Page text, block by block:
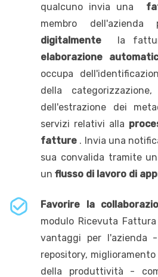
qualcuno invia una
membro
digitalmente
la
elaborazione
occupa
della
dell'estrazione dei
servizi relativi alla
fatture . Invia una
sua convalida tramite
un flusso di lavoro di
Favorire la
modulo Ricevuta
vantaggi per l'azienda
repository,
della produttività -